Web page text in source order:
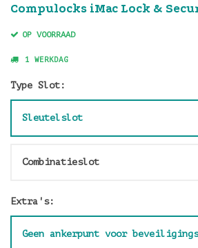
Compulocks iMac Lock &
OP VOORRAAD
1 WERKDAG
Type Slot:
Sleutelslot
Combinatieslot
Extra's:
Geen ankerpunt voor